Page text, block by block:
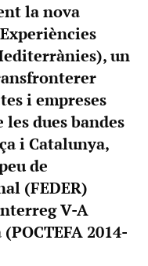
la nova
un
i empreses
dues bandes
i Catalunya,
de
(FEDER)
V-A
2014-